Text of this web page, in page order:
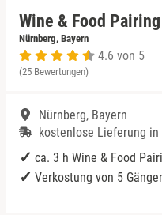
Wine & Food Pairing
Nürnberg, Bayern
4.6 von 5
(25 Bewertungen)
Nürnberg, Bayern
kostenlose Lieferung in
ca. 3 h Wine & Food
Verkostung von 5
Niedersachsen
NRW
Rheinland-Pfalz
Saarland
Rum Tasting
Schokolade
Sekt Tasting
Tequila